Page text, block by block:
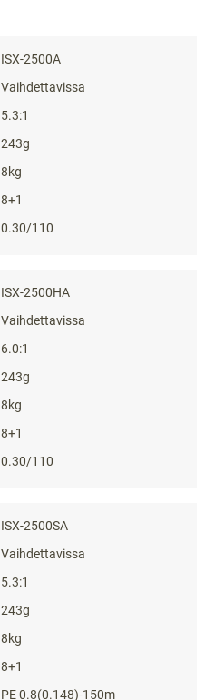
ISX-2500A
Vaihdettavissa
5.3:1
243g
8kg
8+1
0.30/110
ISX-2500HA
Vaihdettavissa
6.0:1
243g
8kg
8+1
0.30/110
ISX-2500SA
Vaihdettavissa
5.3:1
243g
8kg
8+1
PE 0.8(0.148)-150m